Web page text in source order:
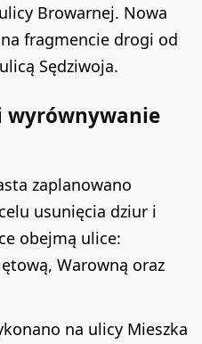
Browarnej. Nowa
fragmencie drogi od
Sędziwoja.
wyrównywanie
zaplanowano
usunięcia dziur i
obejmą ulice:
Warowną oraz
na ulicy Mieszka